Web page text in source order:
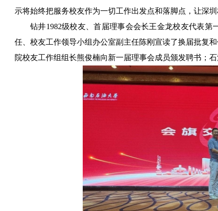
示将始终把服务校友作为一切工作出发点和落脚点，让深
钻井1982级校友、首届理事会会长王金龙校友代表
任、校友工作领导小组办公室副主任陈刚宣读了换届批复
院校友工作组组长熊俊楠向新一届理事会成员颁发聘书；